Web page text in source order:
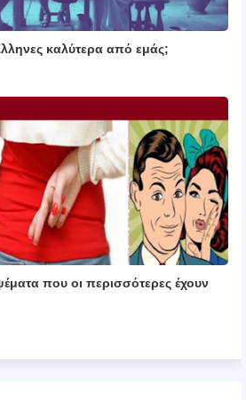
καλύτερα από εμάς;
που οι περισσότερες έχουν